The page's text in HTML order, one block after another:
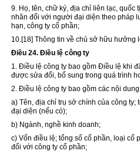
9. Họ, tên, chữ ký, địa chỉ liên lạc, quốc
nhân đối với người đại diện theo pháp
hạn, công ty cổ phần;
10.[18] Thông tin về chủ sở hữu hưởng
Điều 24. Điều lệ công ty
1. Điều lệ công ty bao gồm Điều lệ khi
đượcsửa đổi, bổ sung trong quá trình
2. Điều lệ công ty bao gồm các nội
a) Tên, địa chỉ trụ sở chính của công
đại diện (nếu có);
b) Ngành, nghề kinh doanh;
c) Vốn điều lệ; tổng số cổ phần, loại cổ
đối với công ty cổ phần;